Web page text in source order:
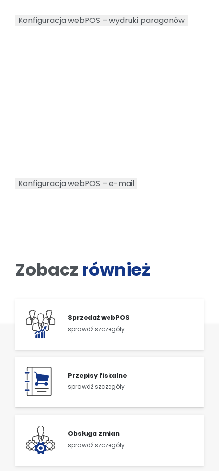
Konfiguracja webPOS – wydruki paragonów
Konfiguracja webPOS – e-mail
Zobacz również
Sprzedaż webPOS
sprawdź szczegóły
Przepisy fiskalne
sprawdź szczegóły
Obsługa zmian
sprawdź szczegóły